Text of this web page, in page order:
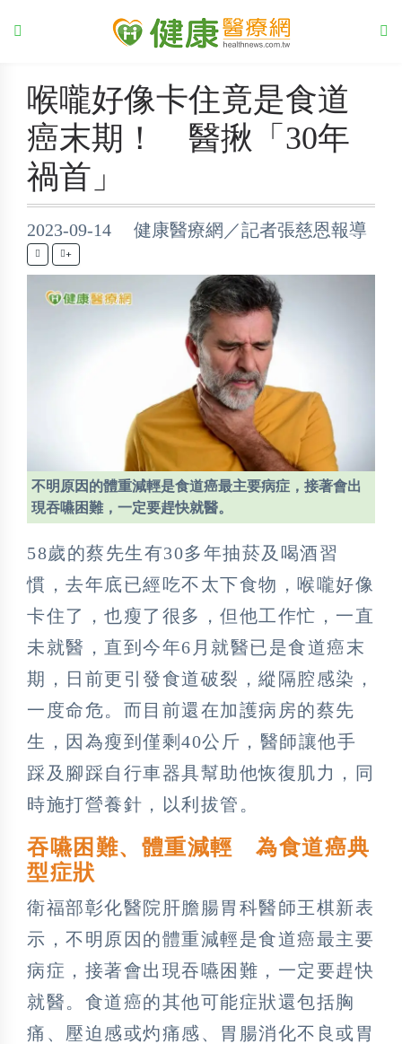
喉嚨好像卡住竟是食道
癌末期！ 醫揪「30年
禍首」
2023-09-14 健康醫療網／記者張慈恩報導
+
不明原因的體重減輕是食道癌最主要病症，接著會出
現吞嚥困難，一定要趕快就醫。
58歲的蔡先生有30多年抽菸及喝酒習
慣，去年底已經吃不太下食物，喉嚨好像
卡住了，也瘦了很多，但他工作忙，一直
未就醫，直到今年6月就醫已是食道癌末
期，日前更引發食道破裂，縱隔腔感染，
一度命危。而目前還在加護病房的蔡先
生，因為瘦到僅剩40公斤，醫師讓他手
踩及腳踩自行車器具幫助他恢復肌力，同
時施打營養針，以利拔管。
吞嚥困難、體重減輕 為食道癌典
型症狀
衛福部彰化醫院肝膽腸胃科醫師王棋新表
示，不明原因的體重減輕是食道癌最主要
病症，接著會出現吞嚥困難，一定要趕快
就醫。食道癌的其他可能症狀還包括胸
痛、壓迫感或灼痛感、胃腸消化不良或胃